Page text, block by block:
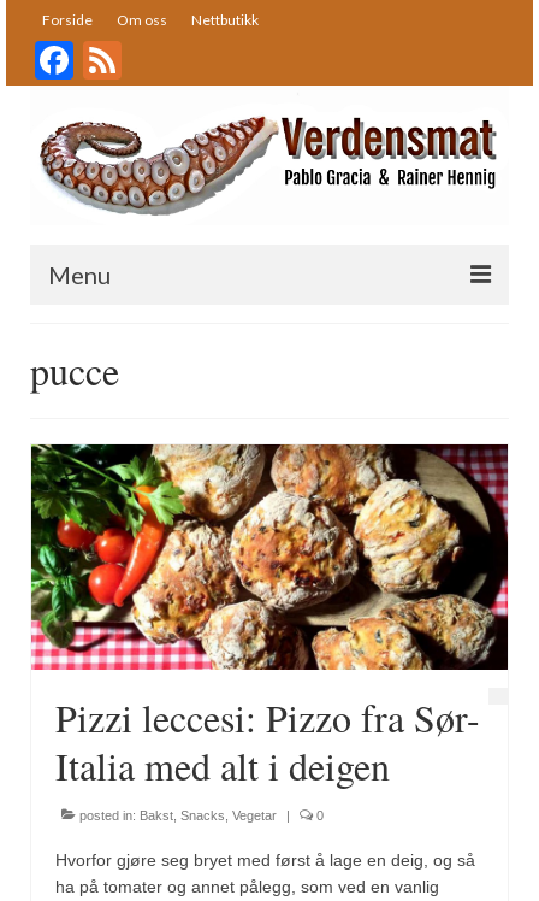
Forside Om oss Nettbutikk
Facebook
Menu
Oppskrifter
Desserter
Fisk og skalldyr
Fugl
Gryteretter
Snacks
Supper
Olivenolje, oppskrifter
pucce
Pizzi leccesi: Pizzo fra Sør-
Italia med alt i deigen
posted in: Bakst Snacks Vegetar | 0
Hvorfor gjøre seg bryet med først å lage en deig, og så
ha på tomater og annet pålegg, som ved en vanlig